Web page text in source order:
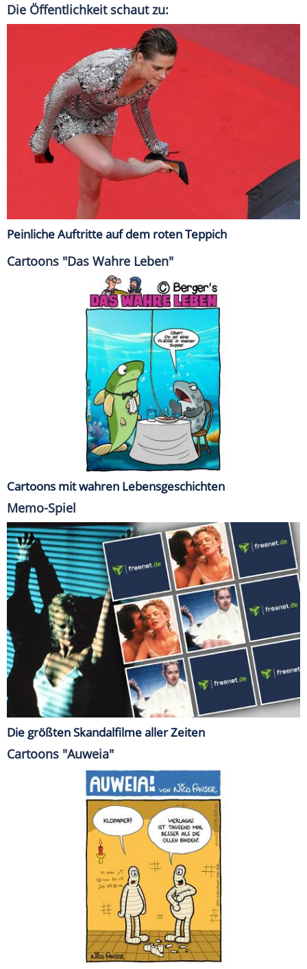
Die Öffentlichkeit schaut zu:
Peinliche Auftritte auf dem roten Teppich
Cartoons "Das Wahre Leben"
Cartoons mit wahren Lebensgeschichten
Memo-Spiel
Die größten Skandalfilme aller Zeiten
Cartoons "Auweia"